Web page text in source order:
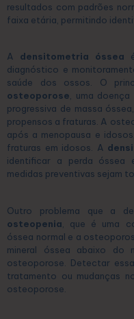
resultados com padrões
faixa etária, permitindo
A densitometria óssea
diagnóstico e
saúde dos ossos. O
osteoporose, uma
progressiva de massa
propensos a fraturas. A
após a menopausa e
fraturas em idosos. A
identificar a perda óssea
medidas preventivas sejam
Outro problema que a
osteopenia , que é uma
óssea normal e a
mineral óssea abaixo do
osteoporose. Detectar
tratamento ou mudanças
osteoporose.